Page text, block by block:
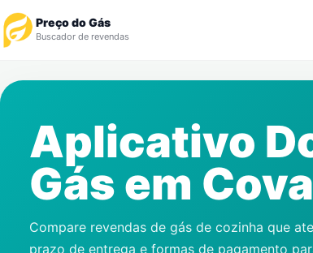
Preço do Gás
Buscador de revendas
Revendedor
Notícias
Aplicativo
Gás em
Compare revendas de gás de cozinha que
prazo de entrega e formas de pagamento